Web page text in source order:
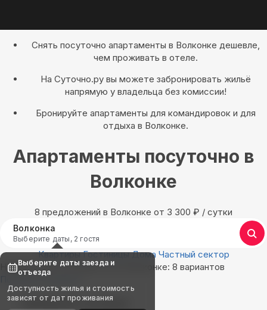
Снять посуточно апартаменты в Волконке дешевле,
чем проживать в отеле.
На Суточно.ру вы можете забронировать жильё
напрямую у владельца без комиссии!
Бронируйте апартаменты для командировок и для
отдыха в Волконке.
Апартаменты посуточно в
Волконке
8 предложений в Волконке oт 3 300 ₽ / сутки
Волконка
Выберите даты, 2 гостя
Квартиры Гостиницы Дома Частный сектор
Найдём, где остановиться в Волконке: 8 вариантов
Показать на карте
Выбирайте лучшее
Выберите даты заезда и
отъезда
Доступность жилья и стоимость
зависят от дат проживания